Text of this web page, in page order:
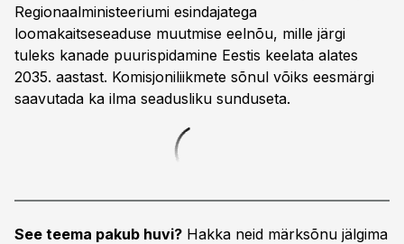
Regionaalministeeriumi esindajatega
loomakaitseseaduse muutmise eelnõu, mille järgi
tuleks kanade puurispidamine Eestis keelata alates
2035. aastast. Komisjoniliikmete sõnul võiks eesmärgi
saavutada ka ilma seadusliku sunduseta.
See teema pakub huvi? Hakka neid märksõnu jälgima